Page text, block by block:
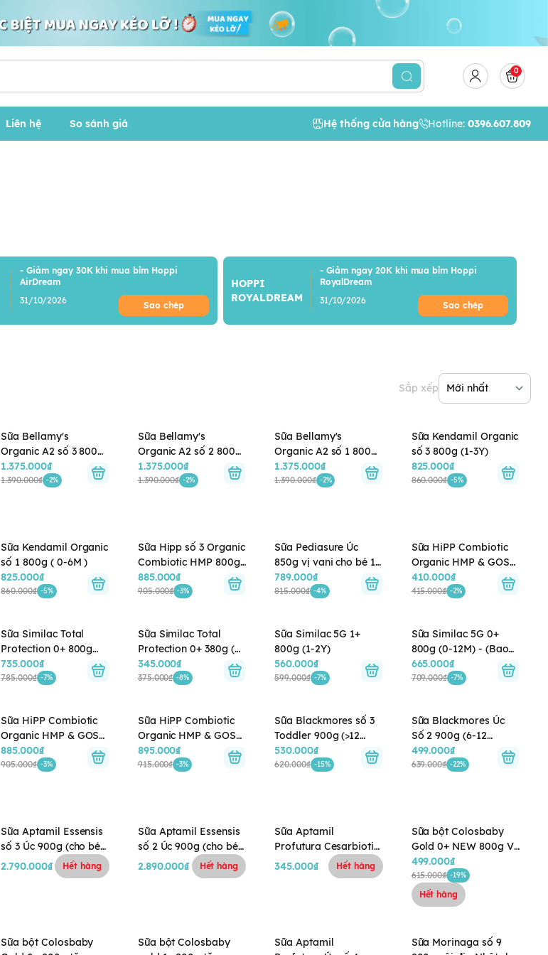
0
Liên hệ So sánh giá Hệ thống cửa hàng Hotline: 0396.607.809
- Giảm ngay 30K khi mua bỉm Hoppi
AirDream
31/10/2026
Sao chép
HOPPI
ROYALDREAM
- Giảm ngay 20K khi mua bỉm Hoppi
RoyalDream
31/10/2026
Sao chép
Sắp xếp
Sữa Bellamy's
Organic A2 số 3 800g
cho bé 1-2 tuổi
1.375.000₫
1.390.000₫ -2%
Sữa Bellamy's
Organic A2 số 2 800g
cho bé 6-12 tháng tuổi
1.375.000₫
1.390.000₫ -2%
Sữa Bellamy's
Organic A2 số 1 800g
cho bé 0-6 tháng tuổi
1.375.000₫
1.390.000₫ -2%
Sữa Kendamil Organic
số 3 800g (1-3Y)
825.000₫
860.000₫ -5%
Sữa Kendamil Organic
số 1 800g ( 0-6M )
825.000₫
860.000₫ -5%
Sữa Hipp số 3 Organic
Combiotic HMP 800gr
cho bé từ 1-3 tuổi
885.000₫
905.000₫ -3%
Sữa Pediasure Úc
850g vị vani cho bé 1-
10 tuổi
789.000₫
815.000₫ -4%
Sữa HiPP Combiotic
Organic HMP & GOS
số 1 350g (0 - 6 tháng)
410.000₫
415.000₫ -2%
Sữa Similac Total
Protection 0+ 800g
(0-12M)
735.000₫
785.000₫ -7%
Sữa Similac Total
Protection 0+ 380g (0-
12M) - (Bao bì cũ:
400g) - Giao bao bì
345.000₫
375.000₫ -8%
Sữa Similac 5G 1+
800g (1-2Y)
560.000₫
599.000₫ -7%
Sữa Similac 5G 0+
800g (0-12M) - (Bao
bì cũ: 850g) - Giao
bao bì ngẫu nhiên
665.000₫
709.000₫ -7%
Sữa HiPP Combiotic
Organic HMP & GOS
số 2 800g (6 - 12
tháng)
885.000₫
905.000₫ -3%
Sữa HiPP Combiotic
Organic HMP & GOS
số 1 800g (0 - 6
tháng)
895.000₫
915.000₫ -3%
Sữa Blackmores số 3
Toddler 900g (>12
tháng)
530.000₫
620.000₫ -15%
Sữa Blackmores Úc
Số 2 900g (6-12
tháng)
499.000₫
639.000₫ -22%
Sữa Aptamil Essensis
số 3 Úc 900g (cho bé
trên 12 tháng tuổi)
2.790.000₫ Hết hàng
Sữa Aptamil Essensis
số 2 Úc 900g (cho bé
6-12 tháng)
2.890.000₫ Hết hàng
Sữa Aptamil
Profutura Cesarbiotik
New Zealand số 1,
380g dành cho bé 0 -
345.000₫ Hết hàng
Sữa bột Colosbaby
Gold 0+ NEW 800g Vị
Thanh Nhạt tăng
cường đề kháng cho
bé từ 0-12 tháng
499.000₫
615.000₫ -19%
Hết hàng
Sữa bột Colosbaby
Sữa bột Colosbaby
Sữa Aptamil
Sữa Morinaga số 9